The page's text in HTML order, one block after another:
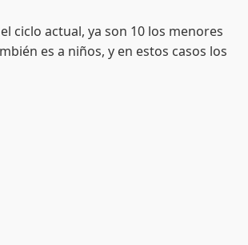
actual, ya son 10 los menores
es a niños, y en estos casos los